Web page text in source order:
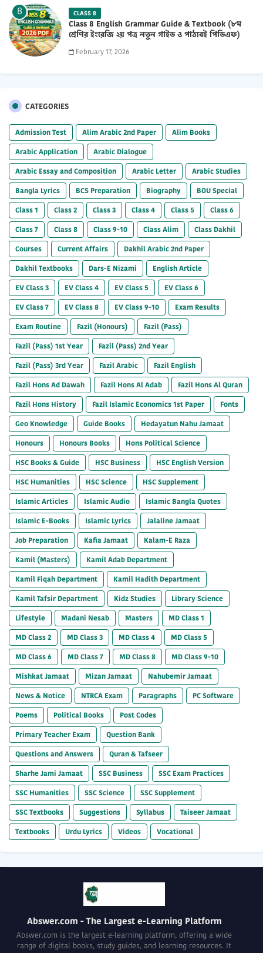
CLASS 8
Class 8 English Grammar Guide & Textbook (৮ম
শ্রেণির ইংরেজি ২য় পত্র নতুন গাইড ও পাঠ্যবই পিডিএফ)
February 17, 2026
CATEGORIES
Admission Test Alim Arabic 2nd Paper
Alim Books
Arabic Application
Arabic Dialogue
Arabic Essay and Composition
Arabic Letter
Arabic Studies
Bangla Lyrics
BCS Preparation Biography
BOU Special
Class 1
Class 2 Class 3 Class 4 Class 5
Class 6
Class 7
Class 8 Class 9-10 Class Alim
Class Dakhil
Courses
Current Affairs
Dakhil Arabic 2nd Paper
Dakhil Textbooks
Dars-E Nizami
English Article
EV Class 3
EV Class 4 EV Class 5
EV Class 6
EV Class 7
EV Class 8 EV Class 9-10
Exam Results
Exam Routine
Fazil (Honours)
Fazil (Pass)
Fazil (Pass) 1st Year
Fazil (Pass) 2nd Year
Fazil (Pass) 3rd Year
Fazil Arabic
Fazil English
Fazil Hons Ad Dawah
Fazil Hons Al Adab
Fazil Hons Al Quran
Fazil Hons History
Fazil Islamic Economics 1st Paper
Fonts
Geo Knowledge
Guide Books
Hedayatun Nahu Jamaat
Honours
Honours Books
Hons Political Science
HSC Books & Guide
HSC Business
HSC English Version
HSC Humanities
HSC Science
HSC Supplement
Islamic Articles
Islamic Audio
Islamic Bangla Quotes
Islamic E-Books
Islamic Lyrics
Jalaline Jamaat
Job Preparation
Kafia Jamaat
Kalam-E Raza
Kamil (Masters)
Kamil Adab Department
Kamil Fiqah Department
Kamil Hadith Department
Kamil Tafsir Department
Kidz Studies
Library Science
Lifestyle
Madani Nesab Masters
MD Class 1
MD Class 2
MD Class 3 MD Class 4
MD Class 5
MD Class 6
MD Class 7 MD Class 8
MD Class 9-10
Mishkat Jamaat
Mizan Jamaat
Nahubemir Jamaat
News & Notice
NTRCA Exam Paragraphs
PC Software
Poems
Political Books
Post Codes
Primary Teacher Exam
Question Bank
Questions and Answers
Quran & Tafseer
Sharhe Jami Jamaat
SSC Business
SSC Exam Practices
SSC Humanities
SSC Science
SSC Supplement
SSC Textbooks
Suggestions Syllabus
Taiseer Jamaat
Textbooks
Urdu Lyrics Videos Vocational
Abswer.com - The Largest e-Learning Platform
Abswer.com is the largest e-learning platform, offering a wide
range of digital books, study guides, and learning resources. It